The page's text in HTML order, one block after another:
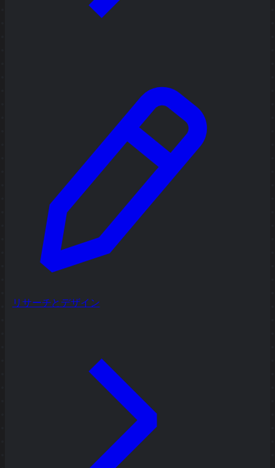
リサーチとデザイン